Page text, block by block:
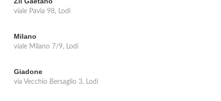
viale Pavia 98, Lodi
Milano
viale Milano 7/9, Lodi
Giadone
via Vecchio Bersaglio 3, Lodi